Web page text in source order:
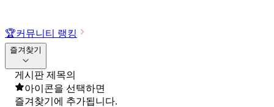
🏆커뮤니티 랭킹
즐겨찾기
게시판 제목의
아이콘을 선택하면
즐겨찾기에 추가됩니다.